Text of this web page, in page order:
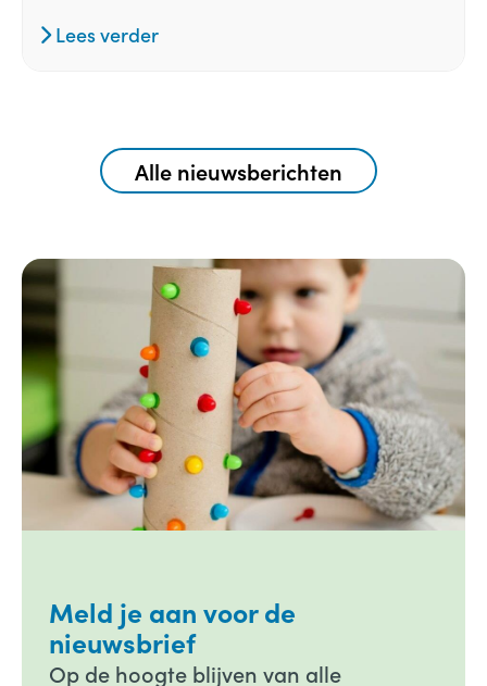
Lees verder
Alle nieuwsberichten
Meld je aan voor de
nieuwsbrief
Op de hoogte blijven van alle